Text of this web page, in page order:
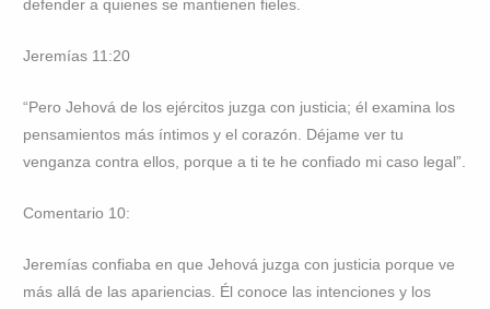
defender a quienes se mantienen fieles.
Jeremías 11:20
“Pero Jehová de los ejércitos juzga con justicia; él examina los
pensamientos más íntimos y el corazón. Déjame ver tu
venganza contra ellos, porque a ti te he confiado mi caso legal”.
Comentario 10:
Jeremías confiaba en que Jehová juzga con justicia porque ve
más allá de las apariencias. Él conoce las intenciones y los